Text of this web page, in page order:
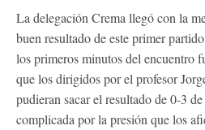
La delegación Crema llegó con la
buen resultado de este primer
los primeros minutos del encuentro
que los dirigidos por el profesor
pudieran sacar el resultado de 0-3
complicada por la presión que los